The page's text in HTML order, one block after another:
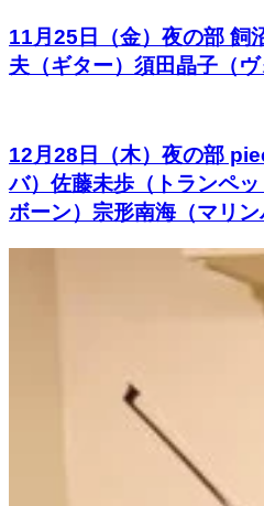
11月25日（金）夜の部 飼
夫（ギター）須田晶子（ヴ
12月28日（木）夜の部
バ）佐藤未歩（トランペ
ボーン）宗形南海（マリン